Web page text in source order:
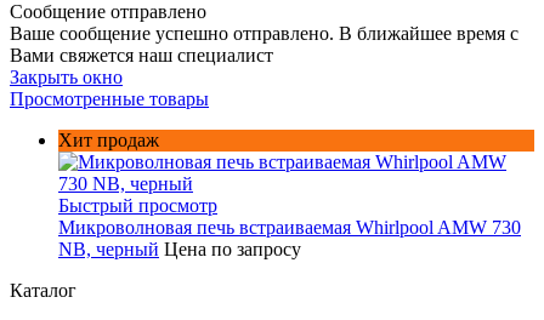
Сообщение отправлено
Ваше сообщение успешно отправлено. В ближайшее время с
Вами свяжется наш специалист
Закрыть окно
Просмотренные товары
Хит продаж
Быстрый просмотр
Микроволновая печь встраиваемая Whirlpool AMW 730
NB, черный Цена по запросу
Каталог